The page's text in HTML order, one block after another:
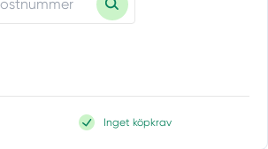
Inget köpkrav